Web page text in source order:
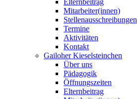
Mitarbeiter(innen)
Stellenausschreibungen
Termine
Aktivitäten
Kontakt
Gailoher Kieselsteinchen
Über uns
Pädagogik
Öffnungszeiten
Elternbeitrag